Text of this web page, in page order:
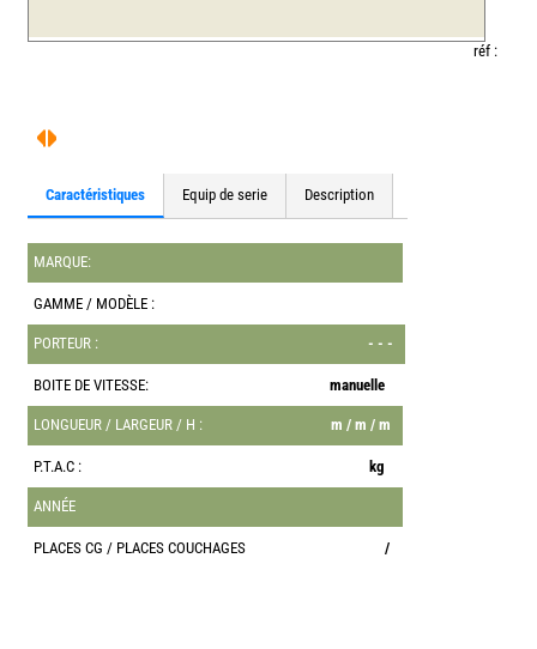
réf :
Caractéristiques Equip de serie Description
MARQUE:
GAMME / MODÈLE :
PORTEUR : - - -
BOITE DE VITESSE: manuelle
LONGUEUR / LARGEUR / H : m / m / m
P.T.A.C : kg
ANNÉE
PLACES CG / PLACES COUCHAGES /